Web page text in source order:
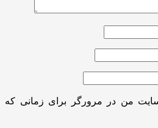
من در مرورگر برای زمانی که